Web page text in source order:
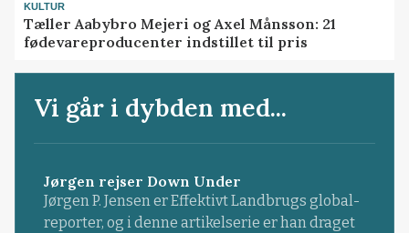
KULTUR
Tæller Aabybro Mejeri og Axel Månsson: 21
fødevareproducenter indstillet til pris
Vi går i dybden med...
Jørgen rejser Down Under
Jørgen P. Jensen er Effektivt Landbrugs global-
reporter, og i denne artikelserie er han draget